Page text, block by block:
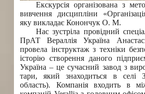
Екскурсія організована з
вивчення дисципліни
яку викладає Конончук О. М.
Нас зустріла провідний
ПрАТ Вераллія Україна
провела інструктаж з техніки
історію створення даного
Україна – це сучасний завод з
тари, який знаходиться в селі
область). Компанія входить в